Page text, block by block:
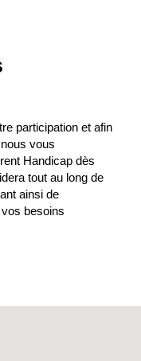
participation et afin
vous
Handicap dès
tout au long de
ainsi de
vos besoins